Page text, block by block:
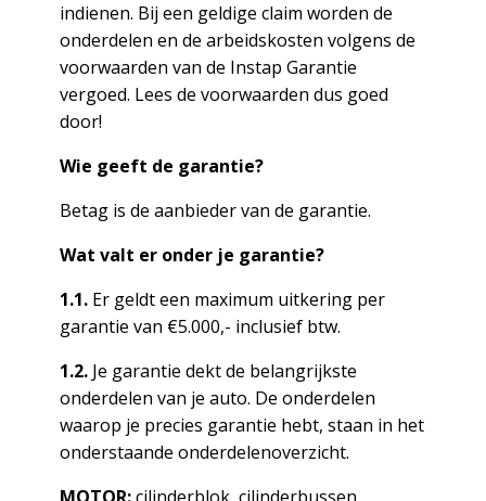
indienen. Bij een geldige claim worden de
onderdelen en de arbeidskosten volgens de
voorwaarden van de Instap Garantie
vergoed. Lees de voorwaarden dus goed
door!
Wie geeft de garantie?
Betag is de aanbieder van de garantie.
Wat valt er onder je garantie?
1.1.Er geldt een maximum uitkering per
garantie van €5.000,- inclusief btw.
1.2.Je garantie dekt de belangrijkste
onderdelen van je auto. De onderdelen
waarop je precies garantie hebt, staan in het
onderstaande onderdelenoverzicht.